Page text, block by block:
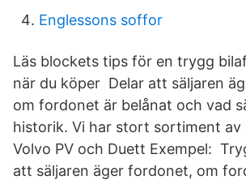
Englessons soffor
Läs blockets tips för en trygg
när du köper Delar att säljaren
om fordonet är belånat och vad
historik. Vi har stort sortiment av
Volvo PV och Duett Exempel:
att säljaren äger fordonet, om